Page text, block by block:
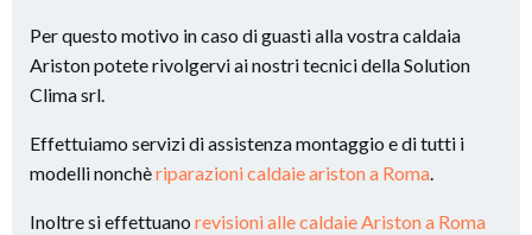
Per questo motivo in caso di guasti alla vostra caldaia
Ariston potete rivolgervi ai nostri tecnici della Solution
Clima srl.
Effettuiamo servizi di assistenza montaggio e di tutti i
modelli nonchèriparazioni caldaie ariston a Roma.
Inoltre si effettuano revisioni alle caldaie Ariston a Roma